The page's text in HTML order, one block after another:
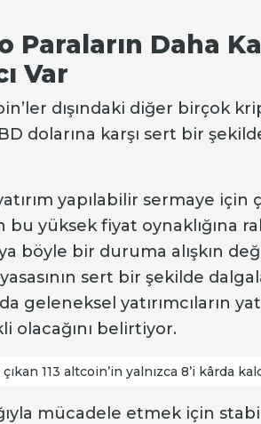
Daha
Var
dışındaki diğer birçok
dolarına karşı sert bir
yapılabilir sermaye için
yüksek fiyat oynaklığına
böyle bir duruma alışkın
sert bir şekilde
geleneksel yatırımcıların
olacağını belirtiyor.
113 altcoin’in yalnızca 8’i kârda
mücadele etmek için